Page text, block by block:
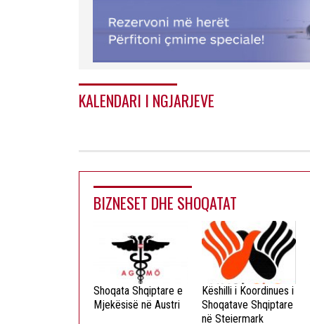
KALENDARI I NGJARJEVE
BIZNESET DHE SHOQATAT
Shoqata Shqiptare e
Mjekësisë në Austri
Këshilli i Koordinues i
Shoqatave Shqiptare
në Steiermark